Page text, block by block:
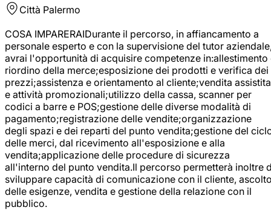
Città Palermo
COSA IMPARERAIDurante il percorso, in affiancamento a
personale esperto e con la supervisione del tutor
avrai l'opportunità di acquisire competenze in:allestimento
riordino della merce;esposizione dei prodotti e verifica dei
prezzi;assistenza e orientamento al cliente;vendita assistita
e attività promozionali;utilizzo della cassa, scanner per
codici a barre e POS;gestione delle diverse modalità di
pagamento;registrazione delle vendite;organizzazione
degli spazi e dei reparti del punto vendita;gestione del
delle merci, dal ricevimento all'esposizione e alla
vendita;applicazione delle procedure di sicurezza
all'interno del punto vendita.Il percorso permetterà inoltre
sviluppare capacità di comunicazione con il cliente,
delle esigenze, vendita e gestione della relazione con il
pubblico.